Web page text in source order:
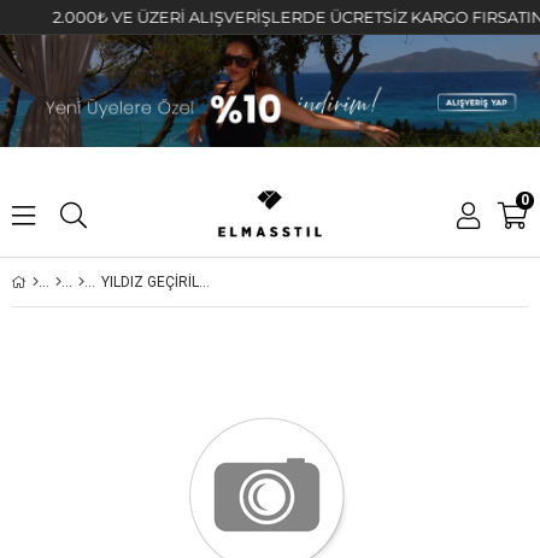
2.000₺ VE ÜZERİ ALIŞVERİŞLERDE ÜCRETSİZ KARGO FIRSATINI
0
YILDIZ GEÇİRİLMİŞ OVAL HALKA KÜPE